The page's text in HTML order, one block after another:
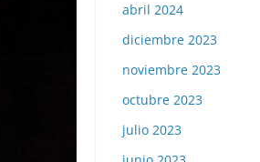
abril 2024
diciembre 2023
noviembre 2023
octubre 2023
julio 2023